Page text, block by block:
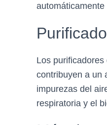
Los
contribuyen a un
impurezas del
respiratoria y el